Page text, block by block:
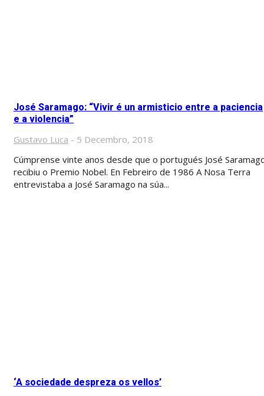
José Saramago: “Vivir é un armisticio entre a paciencia
e a violencia”
Gustavo Luca - 5 Decembro, 2018
Cúmprense vinte anos desde que o portugués José
recibiu o Premio Nobel. En Febreiro de 1986 A Nosa Terra
entrevistaba a José Saramago na súa...
‘A sociedade despreza os vellos’